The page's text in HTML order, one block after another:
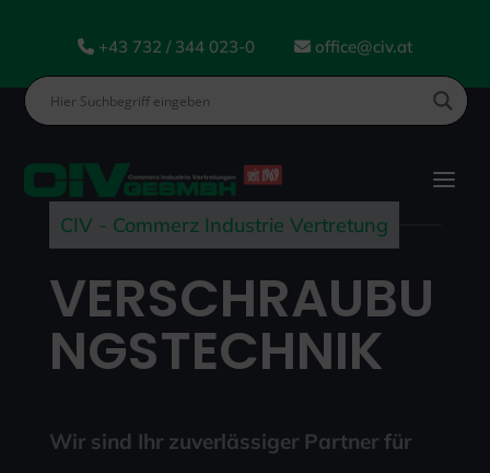
+43 732 / 344 023-0 office@civ.at
CIV - Commerz Industrie Vertretung
VERSCHRAUBU
NGSTECHNIK
Wir sind Ihr zuverlässiger Partner für